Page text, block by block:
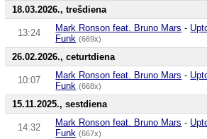
18.03.2026., trešdiena
13:24 Mark Ronson feat. Bruno Mars -
Funk (669x)
26.02.2026., ceturtdiena
10:07 Mark Ronson feat. Bruno Mars -
Funk (668x)
15.11.2025., sestdiena
14:32 Mark Ronson feat. Bruno Mars -
Funk (667x)